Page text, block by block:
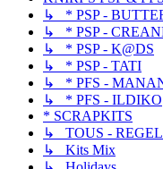
↳ * PSP -
↳ * PSP -
↳ * PSP - K@DS
↳ * PSP - TATI
↳ * PFS -
↳ * PFS - ILDIKO
* SCRAPKITS
↳ TOUS -
↳ Kits Mix